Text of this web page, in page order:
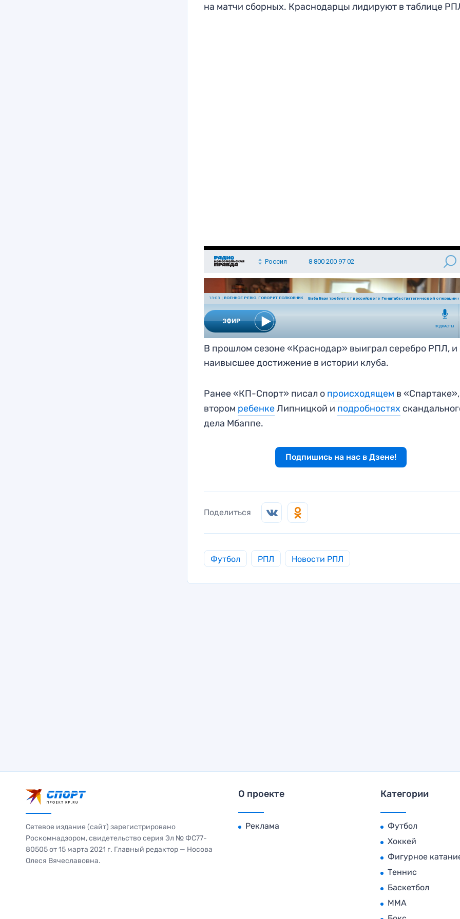
на матчи сборных. Краснодарцы лидируют в таблице
В прошлом сезоне «Краснодар» выиграл серебро РПЛ, и
наивысшее достижение в истории клуба.
Ранее «КП-Спорт» писал о происходящем в «Спартаке»,
втором ребенкеЛипницкой и подробностях
дела Мбаппе.
Подпишись на нас в Дзене!
Поделиться
Футбол РПЛ Новости РПЛ
Сетевое издание (сайт) зарегистрировано
Роскомнадзором, свидетельство серия Эл № ФС77-
80505 от 15 марта 2021 г. Главный редактор — Носова
Олеся Вячеславовна.
О проекте
Реклама
Категории
Футбол
Хоккей
Фигурное
Теннис
Баскетбол
MMA